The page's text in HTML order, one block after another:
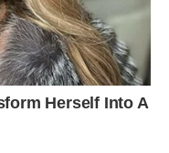
на Facebook.